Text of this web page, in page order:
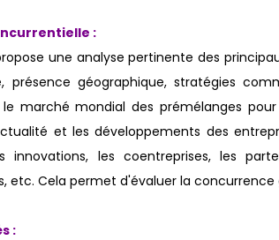
:
une analyse pertinente des
présence géographique, stratégies
marché mondial des prémélanges
et les développements des
innovations, les coentreprises, les
etc. Cela permet d'évaluer la concurrence
: